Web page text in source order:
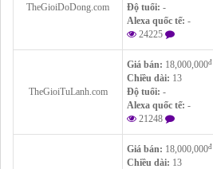
TheGioiDoDong.com
Độ tuổi: -
Alexa quốc tế: -
24225
TheGioiTuLanh.com
Giá bán: 18,000,000đ
Chiều dài: 13
Độ tuổi: -
Alexa quốc tế: -
21248
Giá bán: 18,000,000đ
Chiều dài: 13